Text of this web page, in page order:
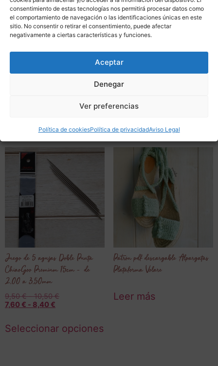
consentimiento de estas tecnologías nos permitirá procesar datos como
el comportamiento de navegación o las identificaciones únicas en este
sitio. No consentir o retirar el consentimiento, puede afectar
negativamente a ciertas características y funciones.
Aceptar
Denegar
Ver preferencias
Política de cookiesPolítica de privacidadAviso Legal
Patrón descargable Top Dil bambú Porta agujas Bambú ChiaoGoo
14,50
Leer más
Juego de 5 agujas Doble Punta
ChiaoGoo Premium 15cm – de
2.00 a 3.50mm
9,50€ - 10,50€
7,60 € - 8,40 €
Seleccionar opciones
Patrón pdf descargable Alpargatas
Plataforma Volare
Leer más